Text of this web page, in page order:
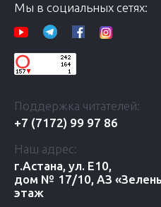
Мы в социальных сетях:
Поддержка читателей:
+7 (7172) 99 97 86
Наш адрес:
г.Астана, ул. Е10,
дом № 17/10, АЗ
этаж